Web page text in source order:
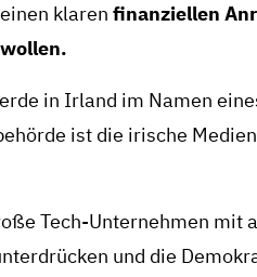
klaren finanziellen
in Irland im Namen
ist die irische
Tech-Unternehmen mit
und die